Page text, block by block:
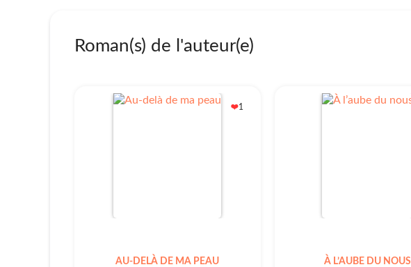
Roman(s) de l'auteur(e)
❤️1
AU-DELÀ DE MA PEAU À L’AUBE DU NOUS